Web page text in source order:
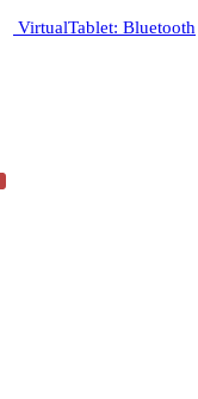
VirtualTablet: Bluetooth